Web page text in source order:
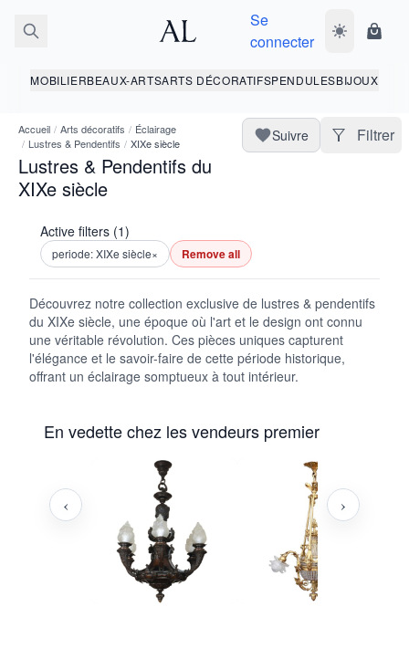
Se
connecter
Basculer le
MOBILIERBEAUX-ARTSARTS DÉCORATIFSPENDULESBIJOUX
Accueil / Arts décoratifs / Éclairage
/ Lustres & Pendentifs / XIXe siècle
Lustres & Pendentifs du
XIXe siècle
Suivre Filtrer
Active filters (1)
periode: XIXe siècle× Remove all
Découvrez notre collection exclusive de lustres & pendentifs
du XIXe siècle, une époque où l'art et le design ont connu
une véritable révolution. Ces pièces uniques capturent
l'élégance et le savoir-faire de cette période historique,
offrant un éclairage somptueux à tout intérieur.
En vedette chez les vendeurs premier
‹ ›